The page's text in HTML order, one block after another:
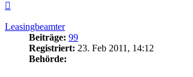
Leasingbeamter
Beiträge: 99
Registriert: 23. Feb 2011, 14:12
Behörde: